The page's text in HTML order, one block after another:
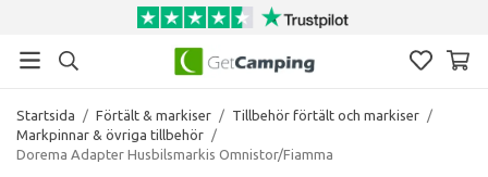
Startsida / Förtält & markiser / Tillbehör förtält och markiser /
Markpinnar & övriga tillbehör /
Dorema Adapter Husbilsmarkis Omnistor/Fiamma